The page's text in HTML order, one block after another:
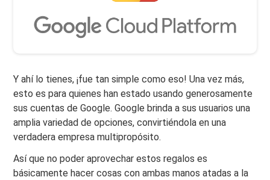
Y ahí lo tienes, ¡fue tan simple como eso! Una vez más,
esto es para quienes han estado usando generosamente
sus cuentas de Google. Google brinda a sus usuarios una
amplia variedad de opciones, convirtiéndola en una
verdadera empresa multipropósito.
Así que no poder aprovechar estos regalos es
básicamente hacer cosas con ambas manos atadas a la